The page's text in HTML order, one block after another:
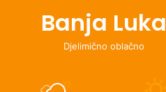
Banja Luka
Djelimično oblačno